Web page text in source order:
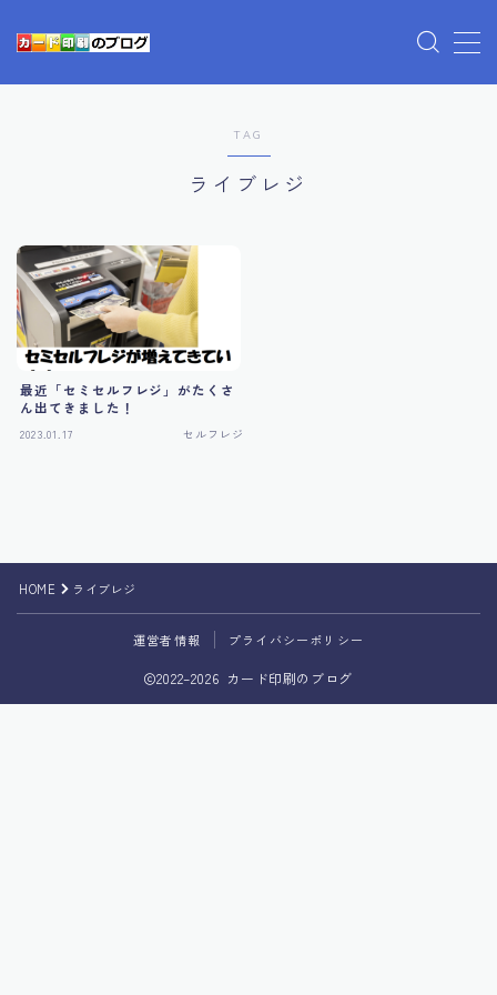
利用規約／特定商取引法に基づく表記
有料記事の決済完了ページ
TAG
ライブレジ
最近「セミセルフレジ」がたくさ
ん出てきました！
2023.01.17 セルフレジ
HOME ライブレジ
運営者情報 プライバシーポリシー
2022–2026 カード印刷のブログ